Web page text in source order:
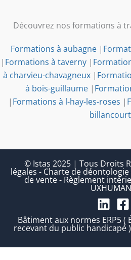
Découvrez nos formations à
Formations à aubagne |
| Formations à taverny|
à charvieu-chavagneux|
à bois-guillaume|
| Formations à l-hay-les-roses |
billancourt
© Istas 2025 | Tous Droits
légales - Charte de déontologie
de vente- Règlement
Bâtiment aux normes ERP5 (
recevant du public handicapé )